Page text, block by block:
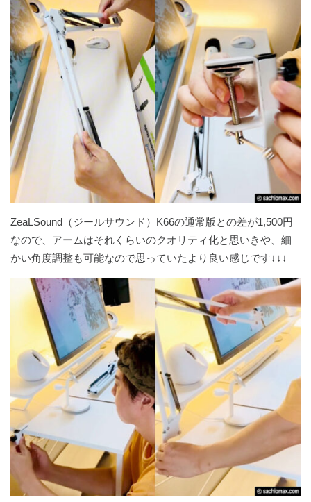
ZeaLSound（ジールサウンド）K66の通常版との差が1,500円
なので、アームはそれくらいのクオリティ化と思いきや、細
かい角度調整も可能なので思っていたより良い感じです↓↓↓